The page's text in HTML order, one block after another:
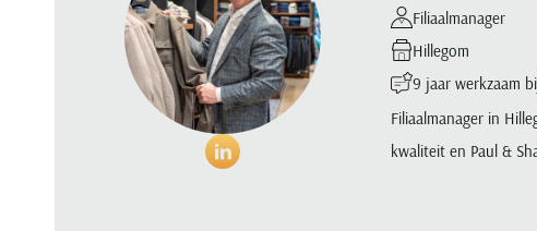
Filiaalmanager
Hillegom
9 jaar werkzaam
Filiaalmanager in
kwaliteit en Paul &